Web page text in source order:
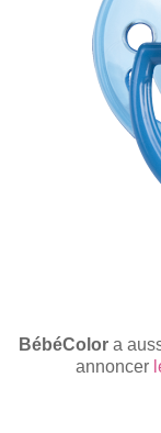
BébéColor a
annoncer